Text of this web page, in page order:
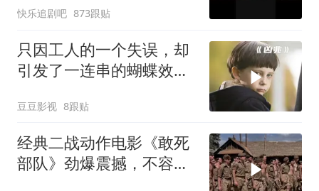
快乐追剧吧 873跟贴
只因工人的一个失误，却
引发了一连串的蝴蝶效
豆豆影视 8跟贴
经典二战动作电影《敢死
部队》劲爆震撼，不容错